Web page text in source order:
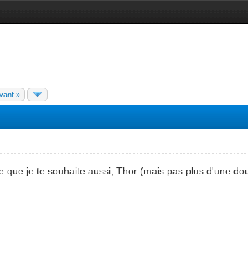
»
que je te souhaite aussi, Thor (mais pas plus d'une